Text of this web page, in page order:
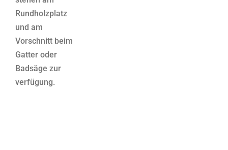
Rundholzplatz
und am
Vorschnitt beim
Gatter oder
Badsäge zur
verfügung.